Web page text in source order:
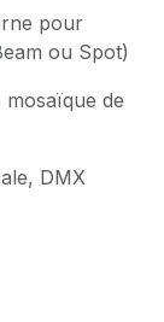
pour
ou Spot)
de
DMX